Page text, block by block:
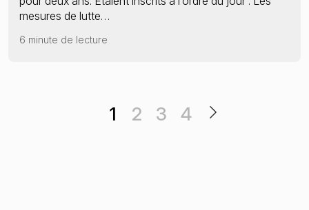
mesures de lutte…
6 minute de lecture
1 2 3 4